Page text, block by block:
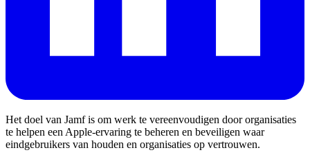
Het doel van Jamf is om werk te vereenvoudigen door organisaties
te helpen een Apple-ervaring te beheren en beveiligen waar
eindgebruikers van houden en organisaties op vertrouwen.